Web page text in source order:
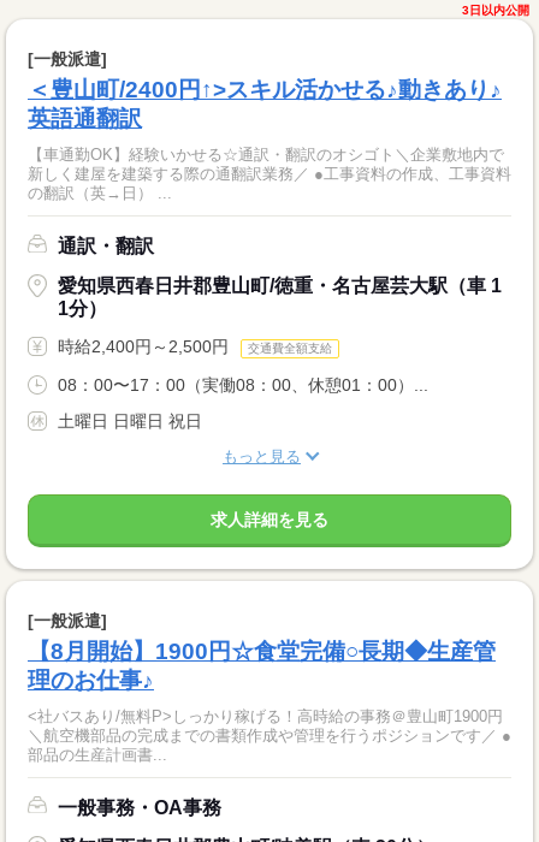
3日以内公開
[一般派遣]
＜豊山町/2400円↑>スキル活かせる♪動きあり♪
英語通翻訳
【車通勤OK】経験いかせる☆通訳・翻訳のオシゴト＼企業敷地内で
新しく建屋を建築する際の通翻訳業務／ ●工事資料の作成、工事資料
の翻訳（英→日） ...
通訳・翻訳
愛知県西春日井郡豊山町/徳重・名古屋芸大駅（車 1
1分）
時給2,400円～2,500円 交通費全額支給
08：00〜17：00（実働08：00、休憩01：00）...
土曜日 日曜日 祝日
もっと見る
求人詳細を見る
[一般派遣]
【8月開始】1900円☆食堂完備○長期◆生産管
理のお仕事♪
<社バスあり/無料P>しっかり稼げる！高時給の事務＠豊山町1900円
＼航空機部品の完成までの書類作成や管理を行うポジションです／ ●
部品の生産計画書...
一般事務・OA事務